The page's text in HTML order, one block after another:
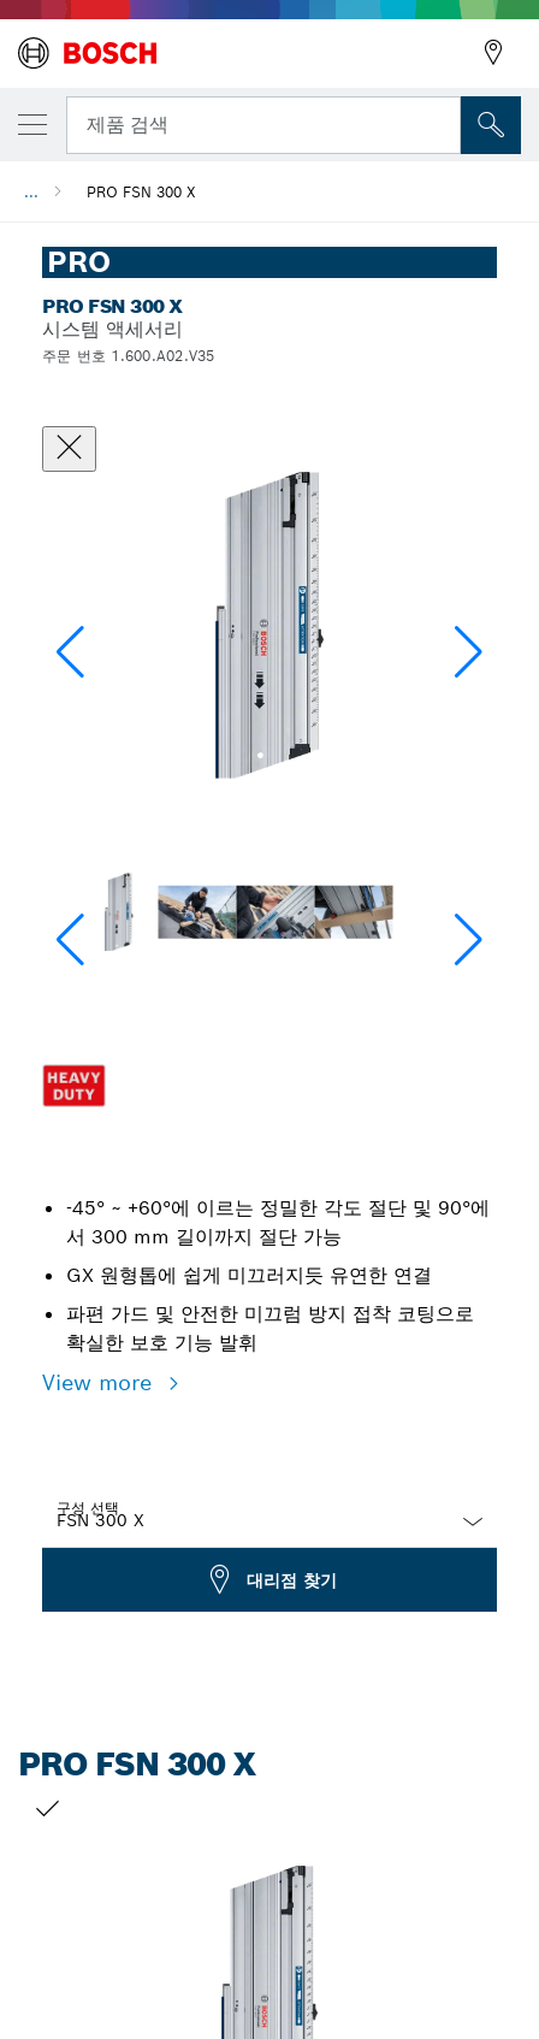
제품 검색
... PRO FSN 300 X
PRO
PRO FSN 300 X
시스템 액세서리
주문 번호 1.600.A02.V35
-45° ~ +60°에 이르는 정밀한 각도 절단 및 90°에
서 300 mm 길이까지 절단 가능
GX 원형톱에 쉽게 미끄러지듯 유연한 연결
파편 가드 및 안전한 미끄럼 방지 접착 코팅으로
확실한 보호 기능 발휘
View more
구성 선택
대리점 찾기
PRO FSN 300 X